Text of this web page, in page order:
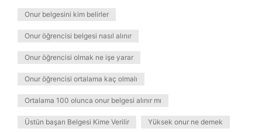
Onur belgesini kim belirler
Onur öğrencisi belgesi nasıl alınır
Onur öğrencisi olmak ne işe yarar
Onur öğrencisi ortalama kaç olmalı
Ortalama 100 olunca onur belgesi alınır mı
Üstün başarı Belgesi Kime Verilir Yüksek onur ne demek